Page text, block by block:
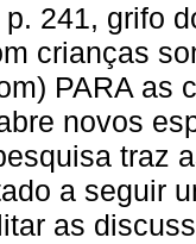
241, grifo
crianças
PARA as
novos
traz
a seguir
as